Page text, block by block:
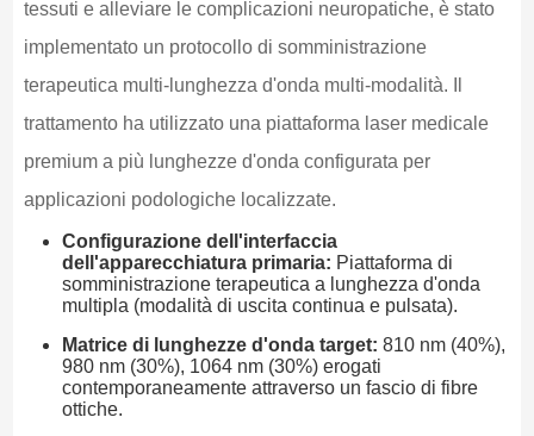
tessuti e alleviare le complicazioni neuropatiche, è stato
implementato un protocollo di somministrazione
terapeutica multi-lunghezza d'onda multi-modalità. Il
trattamento ha utilizzato una piattaforma laser medicale
premium a più lunghezze d'onda configurata per
applicazioni podologiche localizzate.
Configurazione dell'interfaccia
dell'apparecchiatura primaria: Piattaforma di
somministrazione terapeutica a lunghezza d'onda
multipla (modalità di uscita continua e pulsata).
Matrice di lunghezze d'onda target: 810 nm (40%),
980 nm (30%), 1064 nm (30%) erogati
contemporaneamente attraverso un fascio di fibre
ottiche.